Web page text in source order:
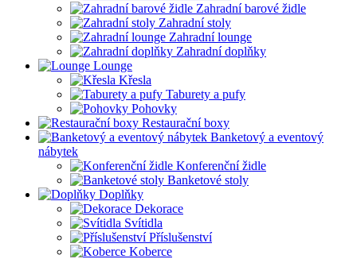
Zahradní barové židle
Zahradní stoly
Zahradní lounge
Zahradní doplňky
Lounge
Křesla
Taburety a pufy
Pohovky
Restaurační boxy
Banketový a eventový
nábytek
Konferenční židle
Banketové stoly
Doplňky
Dekorace
Svítidla
Příslušenství
Koberce